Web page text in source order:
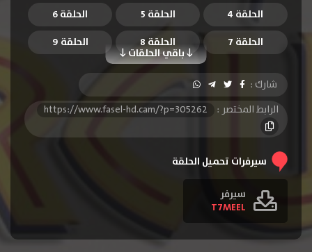
الحلقة 4
الحلقة 5 الحلقة 6
باقي الحلقات
الحلقة 7 الحلقة 8
الحلقة 9
الحلقة 10
الحلقة 11
الحلقة 13
الحلقة 14
الحلقة 15
الحلقة 25
الحلقة 28
الحلقة 29 الحلقة 30
شارك :
الرابط المختصر :
https://www.fasel-hd.cam/?p=305262
سيرفرات تحميل الحلقة
سيرفر
T7MEEL